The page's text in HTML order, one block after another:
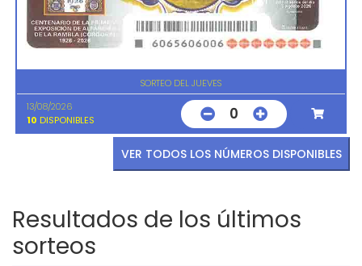
SORTEO DEL JUEVES
13/08/2026
10 DISPONIBLES 0
VER TODOS LOS NÚMEROS DISPONIBLES
Resultados de los últimos
sorteos